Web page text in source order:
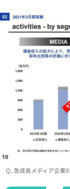
Q. 急成長メディア企業